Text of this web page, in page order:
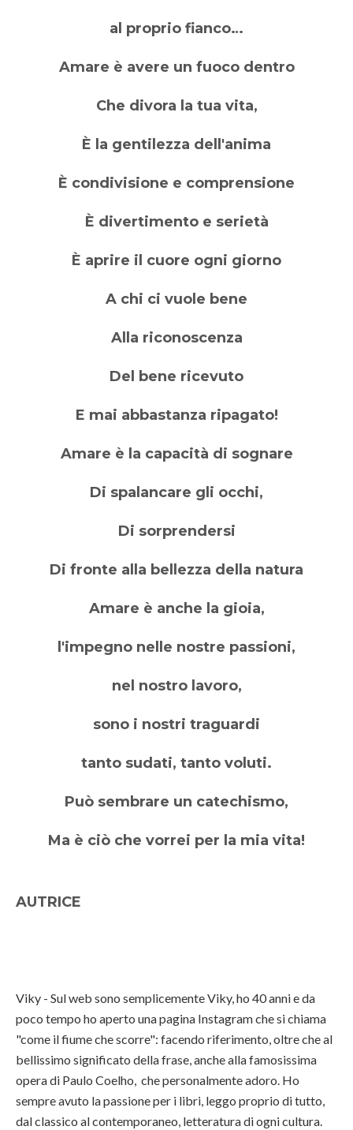
al proprio fianco…
Amare è avere un fuoco dentro
Che divora la tua vita,
È la gentilezza dell'anima
È condivisione e comprensione
È divertimento e serietà
È aprire il cuore ogni giorno
A chi ci vuole bene
Alla riconoscenza
Del bene ricevuto
E mai abbastanza ripagato!
Amare è la capacità di sognare
Di spalancare gli occhi,
Di sorprendersi
Di fronte alla bellezza della natura
Amare è anche la gioia,
l'impegno nelle nostre passioni,
nel nostro lavoro,
sono i nostri traguardi
tanto sudati, tanto voluti.
Può sembrare un catechismo,
Ma è ciò che vorrei per la mia vita!
AUTRICE
Viky - Sul web sono semplicemente Viky, ho 40 anni e da
poco tempo ho aperto una pagina Instagram che si chiama
"come il fiume che scorre": facendo riferimento, oltre che al
bellissimo significato della frase, anche alla famosissima
opera di Paulo Coelho, che personalmente adoro. Ho
sempre avuto la passione per i libri, leggo proprio di tutto,
dal classico al contemporaneo, letteratura di ogni cultura.